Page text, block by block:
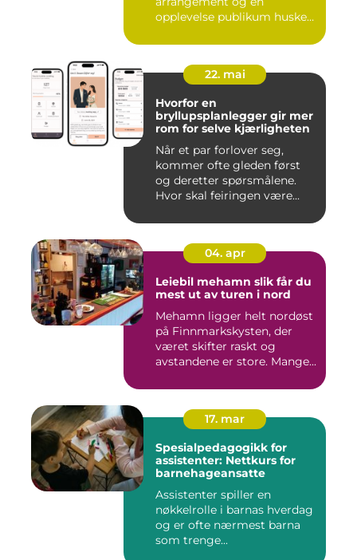
opplevelse publikum husker
22. mai
Hvorfor en
bryllupsplanlegger gir mer
rom for selve kjærligheten
Når et par forlover seg,
kommer ofte gleden først
og deretter spørsmålene.
Hvor skal feiringen være...
04. apr
Leiebil mehamn slik får du
mest ut av turen i nord
Mehamn ligger helt nordøst
på Finnmarkskysten, der
været skifter raskt og
avstandene er store. Mange...
17. mar
Spesialpedagogikk for
assistenter: Nettkurs for
barnehageansatte
Assistenter spiller en
nøkkelrolle i barnas hverdag
og er ofte nærmest barna
som trenge...